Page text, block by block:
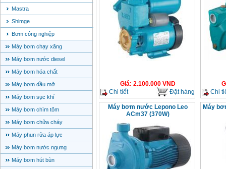
Mastra
Shimge
Bơm công nghiệp
Máy bơm chạy xăng
Máy bơm nước diesel
Máy bơm hóa chất
Máy bơm dầu mỡ
Máy bơm sục khí
Máy bơm chìm tõm
Máy bơm chữa cháy
Máy phun rửa áp lực
Máy bơm nước ngưng
Máy bơm hút bùn
Giá: 2.100.000VND
Chi tiết
Đặt hàng
Chi
Máy bơm nước Lepono Leo
ACm37 (370W)
Máy